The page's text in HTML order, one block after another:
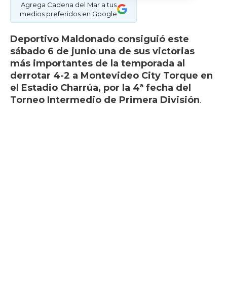
Agrega Cadena del Mar a tus
medios preferidos en Google
Deportivo Maldonado consiguió este
sábado 6 de junio una de sus victorias
más importantes de la temporada al
derrotar 4-2 a Montevideo City Torque en
el Estadio Charrúa, por la 4ª fecha del
Torneo Intermedio de Primera División.